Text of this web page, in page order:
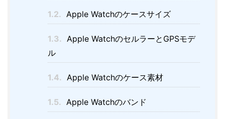
1.2. Apple Watchのケースサイズ
1.3. Apple WatchのセルラーとGPSモデ
ル
1.4. Apple Watchのケース素材
1.5. Apple Watchのバンド